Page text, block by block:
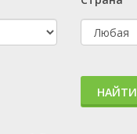
НАЙТИ